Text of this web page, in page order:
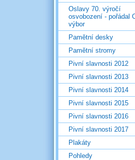
Oslavy 70. výročí
osvobození - pořádal
výbor
Pamětní desky
Pamětní stromy
Pivní slavnosti 2012
Pivní slavnosti 2013
Pivní slavnosti 2014
Pivní slavnosti 2015
Pivní slavnosti 2016
Pivní slavnosti 2017
Plakáty
Pohledy